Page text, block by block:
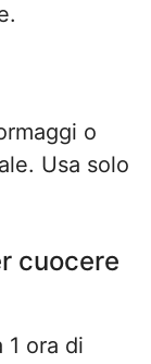
o
Usa solo
cuocere
ora di